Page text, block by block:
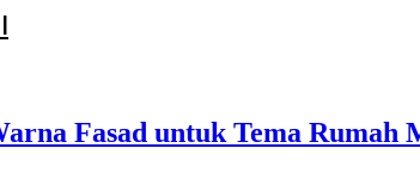
Fasad untuk Tema Rumah